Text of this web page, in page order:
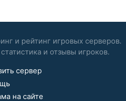
и рейтинг игровых серверов.
и отзывы игроков.
сервер
на сайте